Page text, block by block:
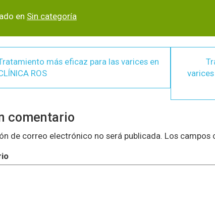
en Sin categoría
más eficaz para las varices en
ROS
comentario
de correo electrónico no será publicada. Los campos